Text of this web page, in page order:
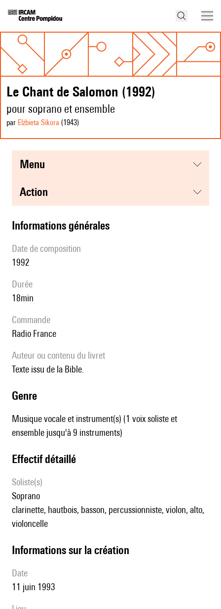
Le Chant de Salomon (1992)
pour soprano et ensemble
par Elżbieta Sikora (1943)
menu
action
informations générales
date de composition
1992
durée
18min
Commande
Radio France
Auteur ou contenu du livret
Texte issu de la Bible.
genre
Musique vocale et instrument(s) (1 voix soliste et
ensemble jusqu'à 9 instruments)
effectif détaillé
Soliste(s)
soprano
clarinette, hautbois, basson, percussionniste, violon, alto,
violoncelle
informations sur la création
date
11 juin 1993